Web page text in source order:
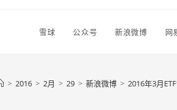
雪球 公众号 新浪微博 网
> 2016 > 2月 > 29 > 新浪微博 > 2016年3月